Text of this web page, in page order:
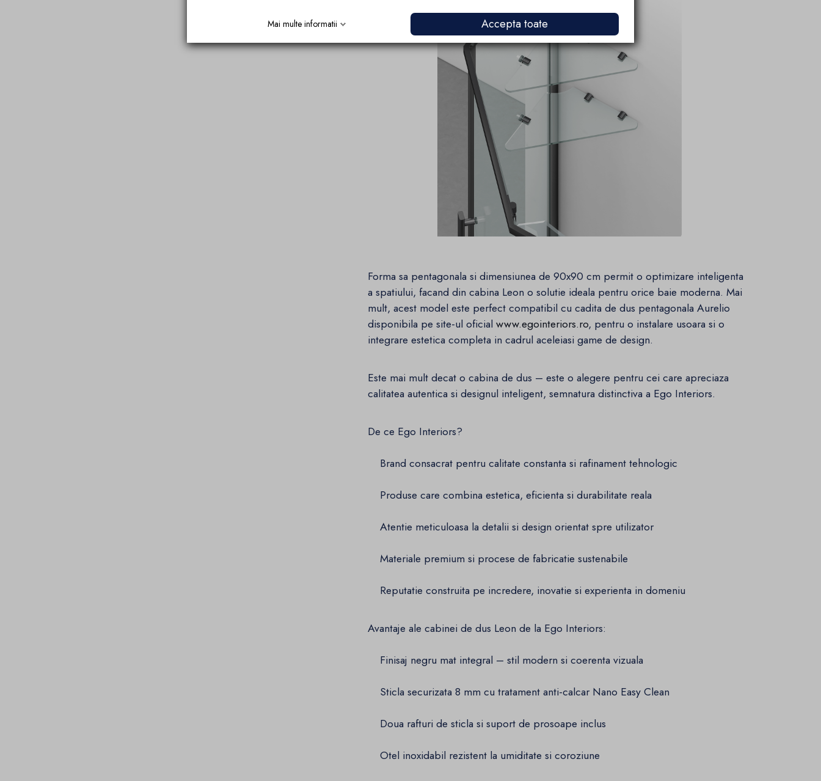
Forma sa pentagonala si dimensiunea de 90x90 cm permit o optimizare inteligenta
a spatiului, facand din cabina Leon o solutie ideala pentru orice baie moderna. Mai
mult, acest model este perfect compatibil cu cadita de dus pentagonala Aurelio
disponibila pe site-ul oficialwww.egointeriors.ro, pentru o instalare usoara si o
integrare estetica completa in cadrul aceleiasi game de design.
Este mai mult decat o cabina de dus – este o alegere pentru cei care apreciaza
calitatea autentica si designul inteligent, semnatura distinctiva a Ego Interiors.
De ce Ego Interiors?
Brand consacrat pentru calitate constanta si rafinament tehnologic
Produse care combina estetica, eficienta si durabilitate reala
Atentie meticuloasa la detalii si design orientat spre utilizator
Materiale premium si procese de fabricatie sustenabile
Reputatie construita pe incredere, inovatie si experienta in domeniu
Avantaje ale cabinei de dus Leon de la Ego Interiors:
Finisaj negru mat integral – stil modern si coerenta vizuala
Sticla securizata 8 mm cu tratament anti-calcar Nano Easy Clean
Doua rafturi de sticla si suport de prosoape inclus
Otel inoxidabil rezistent la umiditate si coroziune
Mai multe informatii Accepta toate